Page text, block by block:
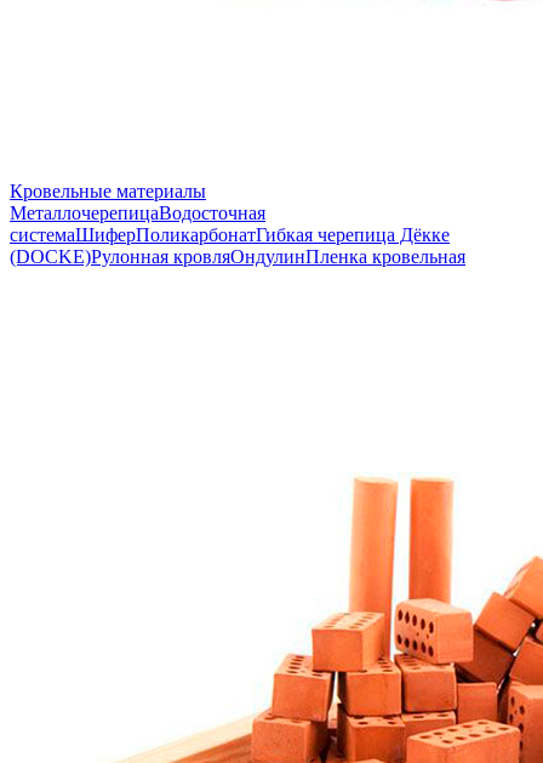
Кровельные материалы
МеталлочерепицаВодосточная
системаШиферПоликарбонатГибкая черепица Дёкке
(DOCKE)Рулонная кровляОндулинПленка кровельная